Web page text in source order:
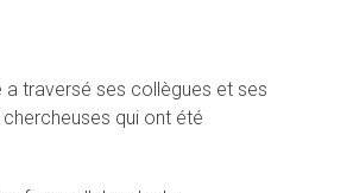
a traversé ses collègues et ses
qui ont été